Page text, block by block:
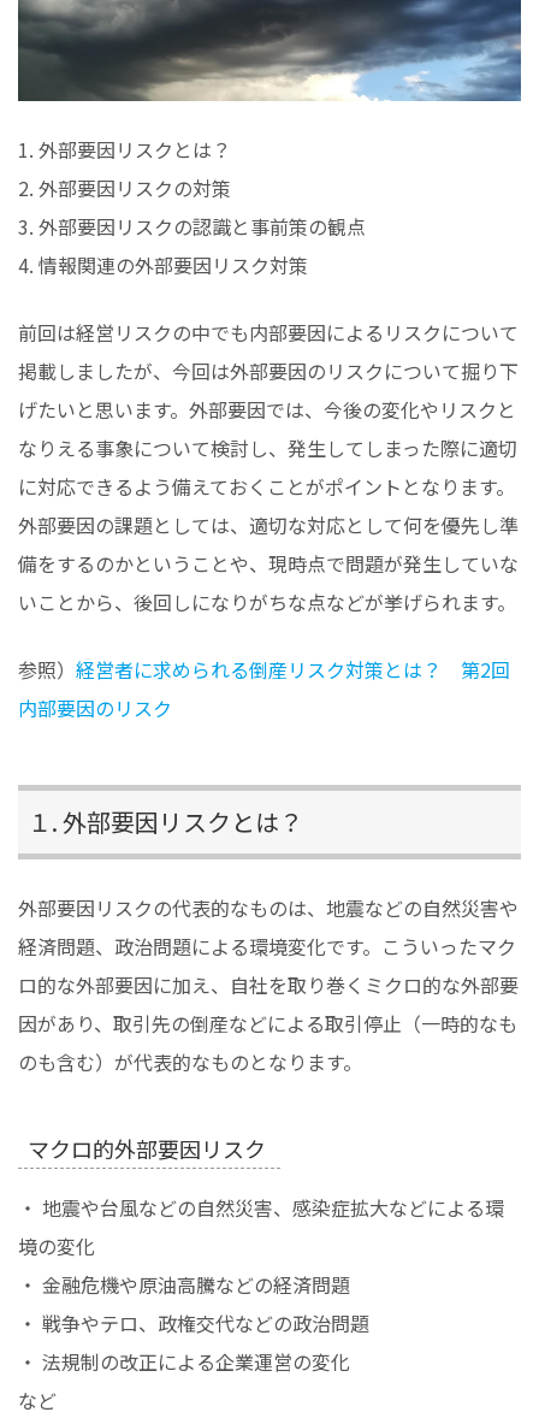
1. 外部要因リスクとは？
2. 外部要因リスクの対策
3. 外部要因リスクの認識と事前策の観点
4. 情報関連の外部要因リスク対策
前回は経営リスクの中でも内部要因によるリスクについて
掲載しましたが、今回は外部要因のリスクについて掘り下
げたいと思います。外部要因では、今後の変化やリスクと
なりえる事象について検討し、発生してしまった際に適切
に対応できるよう備えておくことがポイントとなります。
外部要因の課題としては、適切な対応として何を優先し準
備をするのかということや、現時点で問題が発生していな
いことから、後回しになりがちな点などが挙げられます。
参照） 経営者に求められる倒産リスク対策とは？ 第2回
内部要因のリスク
１. 外部要因リスクとは？
外部要因リスクの代表的なものは、地震などの自然災害や
経済問題、政治問題による環境変化です。こういったマク
ロ的な外部要因に加え、自社を取り巻くミクロ的な外部要
因があり、取引先の倒産などによる取引停止（一時的なも
のも含む）が代表的なものとなります。
マクロ的外部要因リスク
・ 地震や台風などの自然災害、感染症拡大などによる環
境の変化
・ 金融危機や原油高騰などの経済問題
・ 戦争やテロ、政権交代などの政治問題
・ 法規制の改正による企業運営の変化
など